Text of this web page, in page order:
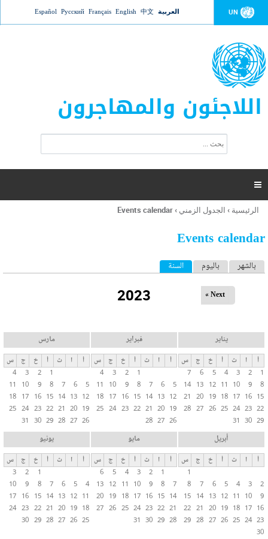
Jump to navigation UN العربية 中文
English
Français
Русский
Español
اللاجئون والمهاجرون
ت
ر
ل
ح
ب

أنت
هنا
الرئيسية › الجدول الزمني ›
Events calendar
Events calendar
ا
ب
ا
ت
ا
ل
أ
ا
س
ي
ة
بالشهر باليوم السنة (علامة التبويب النشطة)
2023 Next »
يناير
أ ا ث أ خ ج
س
1
2
3
4
5
6
7
8
9
10
11
12
13
14
15
16
17
18
19
20
21
22
23
24
25
26
27
28
29
30
31
فبراير
أ ا ث أ خ ج
س
1
2
3
4
5
6
7
8
9
10
11
12
13
14
15
16
17
18
19
20
21
22
23
24
25
26
27
28
مارس
أ ا ث أ خ ج
س
1
2
3
4
5
6
7
8
9
10
11
12
13
14
15
16
17
18
19
20
21
22
23
24
25
26
27
28
29
30
31
أبريل
أ ا ث أ خ ج
س
1
2
3
4
5
6
7
8
9
10
11
12
13
14
15
16
17
18
19
20
21
22
23
24
25
26
27
28
29
30
مايو
أ ا ث أ خ ج
س
1
2
3
4
5
6
7
8
9
10
11
12
13
14
15
16
17
18
19
20
21
22
23
24
25
26
27
28
29
30
31
يونيو
أ ا ث أ خ ج
س
1
2
3
4
5
6
7
8
9
10
11
12
13
14
15
16
17
18
19
20
21
22
23
24
25
26
27
28
29
30